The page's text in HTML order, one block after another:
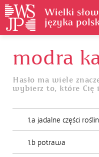
modra
Hasło ma wiele
wybierz to, które Cię
1.a jadalne części
1.b potrawa